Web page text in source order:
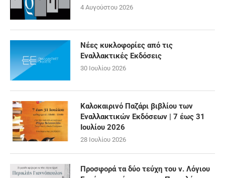
4 Αυγούστου 2026
Νέες κυκλοφορίες από τις
Εναλλακτικές Εκδόσεις
30 Ιουλίου 2026
Καλοκαιρινό Παζάρι βιβλίου των
Εναλλακτικών Εκδόσεων | 7 έως 31
Ιουλίου 2026
28 Ιουλίου 2026
Προσφορά τα δύο τεύχη του ν. Λόγιου